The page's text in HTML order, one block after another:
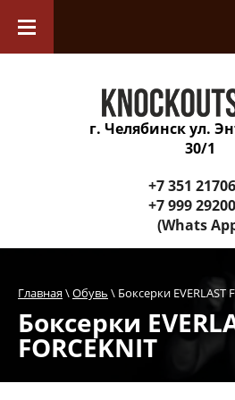
Защитное снаряжение
Инвентарь для тренера
Спортивные снаряды и
Одежда
г. Челябинск ул.
30/1
+7 351
+7 999
(Whats
Главная \ Обувь \ Боксерки EVERLAST
Боксерки
FORCEKNIT